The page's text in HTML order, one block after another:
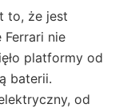
to, że jest
nie
platformy od
baterii.
od